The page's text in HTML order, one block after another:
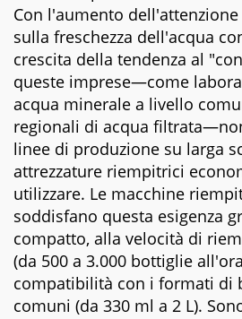
Con l'aumento
sulla freschezza dell'acqua
crescita della tendenza al
queste imprese—come
acqua minerale a livello
regionali di acqua
linee di produzione su larga
attrezzature riempitrici
utilizzare. Le macchine
soddisfano questa esigenza
compatto, alla velocità di
(da 500 a 3.000 bottiglie
compatibilità con i formati di
comuni (da 330 ml a 2 L).